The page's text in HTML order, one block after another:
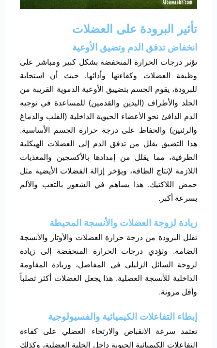
تأثير البرودة على العضلات
انخفاض تدفق الدم وتضيق الأوعية
تؤثر درجات الحرارة المنخفضة بشكل كبير ومباشر على
وظيفة العضلات وكفاءتها وأدائها. حيث أن استجابة
للبرودة، يقوم الجسم بتضييق الأوعية الدموية القريبة من
الجلد والأطراف (اليدين والقدمين) للمساعدة في توجيه
الدم الدافئ نحو الأعضاء الحيوية الداخلية (القلب والدماغ
والرئتين) والحفاظ على درجة حرارة الجسم الأساسية.
هذا التضيق يقلل من تدفق الدم إلى العضلات الهيكلية
الطرفية، مما يقلل من إمدادها بالأكسجين والمغذيات
اللازمة لإنتاج الطاقة، ويؤخر إزالة الفضلات الأيضية مثل
حمض اللاكتيك. هذا يساهم في الشعور بالتعب والألم
بسرعة أكبر.
زيادة لزوجة العضلات والأنسجة المحيطة
تقلل البرودة من درجة حرارة العضلات والأوتار والأنسجة
الضامة. وتؤدي درجات الحرارة المنخفضة إلى زيادة
لزوجة السائل الزليلي في المفاصل، وزيادة المقاومة
الداخلية للأنسجة العضلية. هذا يجعل العضلات أكثر تصلباً
وأقل مرونة.
إبطاء التفاعلات الكيميائية والفسيولوجية
تعتمد سرعة الانقباض والارتخاء العضلي على كفاءة
التفاعلات الكيميائية الحيوية داخل الخلية العضلية، وكذلك